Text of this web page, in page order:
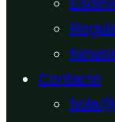
Contacte